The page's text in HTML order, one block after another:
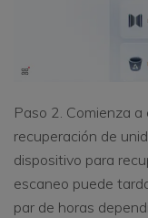
Paso 2. Comienza
recuperación de
dispositivo para
escaneo puede
par de horas